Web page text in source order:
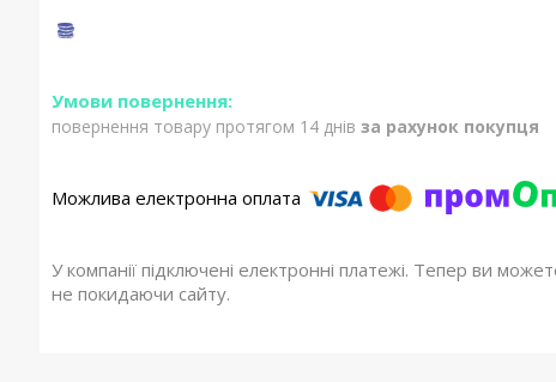
повернення товару протягом 14 днів за рахунок покупця
У компанії підключені електронні платежі. Тепер ви
не покидаючи сайту.